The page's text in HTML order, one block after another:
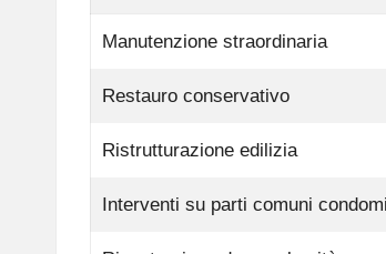
Manutenzione straordinaria
Restauro conservativo
Ristrutturazione edilizia
Interventi su parti comuni